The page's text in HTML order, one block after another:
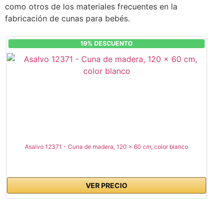
como otros de los materiales frecuentes en la
fabricación de cunas para bebés.
19% DESCUENTO
Asalvo 12371 - Cuna de madera, 120 x 60 cm, color blanco
VER PRECIO